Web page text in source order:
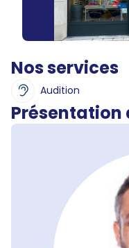
Nos services
Audition
Présentation